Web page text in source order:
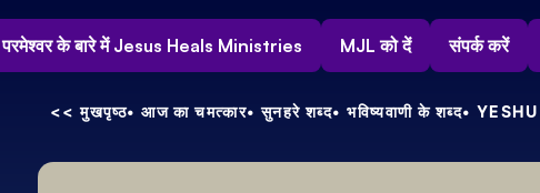
परमेश्वर के बारे में Jesus Heals Ministries MJL को दें संपर्क करें
<< मुखपृष्ठ• आज का चमत्कार• सुनहरे शब्द• भविष्यवाणी के शब्द•